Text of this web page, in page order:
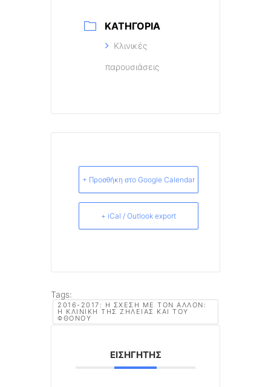
ΚΑΤΗΓΟΡΊΑ
Κλινικές
παρουσιάσεις
+ Προσθήκη στο Google Calendar
+ iCal / Outlook export
Tags:
2016-2017: Η ΣΧΈΣΗ ΜΕ ΤΟΝ ΆΛΛΟΝ:
Η ΚΛΙΝΙΚΉ ΤΗΣ ΖΉΛΕΙΑΣ ΚΑΙ ΤΟΥ
ΦΘΌΝΟΥ
ΕΙΣΗΓΗΤΉΣ